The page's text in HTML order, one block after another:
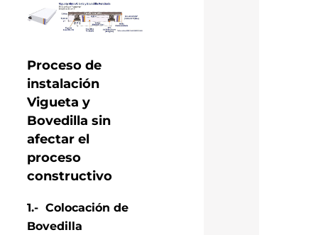
Proceso de
instalación
Vigueta y
Bovedilla sin
afectar el
proceso
constructivo
1.- Colocación de
Bovedilla